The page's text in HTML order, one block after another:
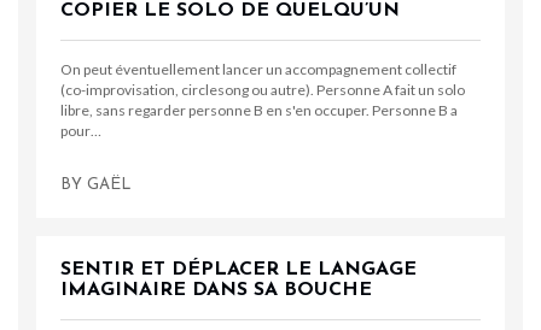
COPIER LE SOLO DE QUELQU’UN
On peut éventuellement lancer un accompagnement collectif
(co-improvisation, circlesong ou autre). Personne A fait un solo
libre, sans regarder personne B en s'en occuper. Personne B a
pour…
BY GAËL
SENTIR ET DÉPLACER LE LANGAGE
IMAGINAIRE DANS SA BOUCHE